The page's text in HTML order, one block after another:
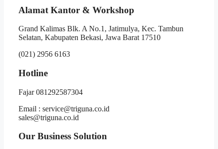
Alamat Kantor & Workshop
Grand Kalimas Blk. A No.1, Jatimulya, Kec. Tambun
Selatan, Kabupaten Bekasi, Jawa Barat 17510
(021) 2956 6163
Hotline
Fajar 081292587304
Email : service@triguna.co.id
sales@triguna.co.id
Our Business Solution